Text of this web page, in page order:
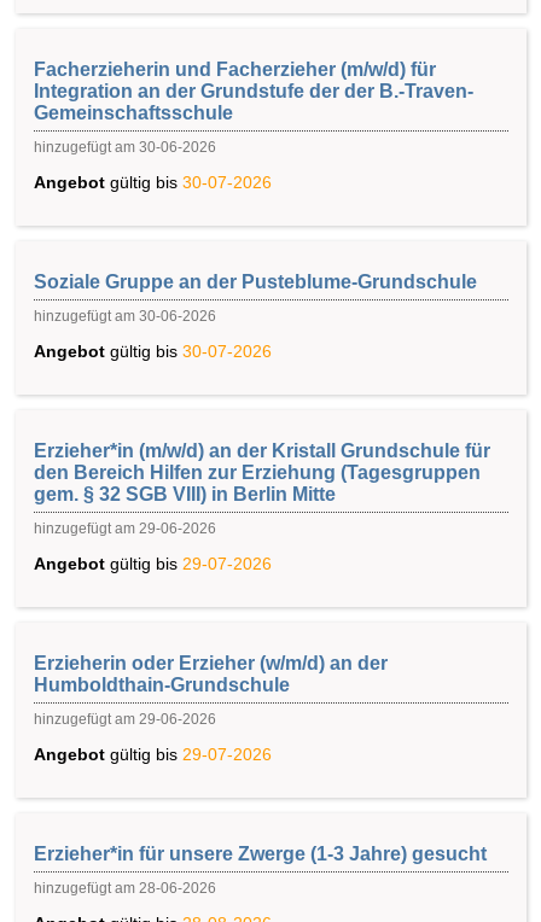
Facherzieherin und Facherzieher (m/w/d) für
Integration an der Grundstufe der der B.-Traven-
Gemeinschaftsschule
hinzugefügt am 30-06-2026
Angebot gültig bis 30-07-2026
Soziale Gruppe an der Pusteblume-Grundschule
hinzugefügt am 30-06-2026
Angebot gültig bis 30-07-2026
Erzieher*in (m/w/d) an der Kristall Grundschule für
den Bereich Hilfen zur Erziehung (Tagesgruppen
gem. § 32 SGB VIII) in Berlin Mitte
hinzugefügt am 29-06-2026
Angebot gültig bis 29-07-2026
Erzieherin oder Erzieher (w/m/d) an der
Humboldthain-Grundschule
hinzugefügt am 29-06-2026
Angebot gültig bis 29-07-2026
Erzieher*in für unsere Zwerge (1-3 Jahre) gesucht
hinzugefügt am 28-06-2026